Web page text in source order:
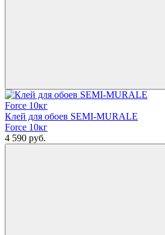
Клей для обоев SEMI-MURALE
Force 10кг
4 590 руб.